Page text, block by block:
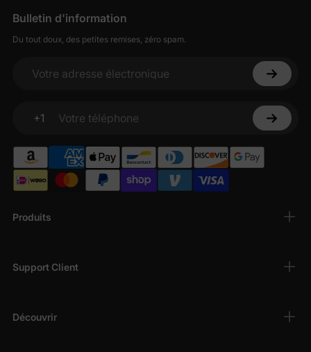
Produits
Support Client
Découvrir
Bulletin d'information
Du tout doux, des petites remises, zéro spam.
Votre adresse électronique
+1
Votre téléphone